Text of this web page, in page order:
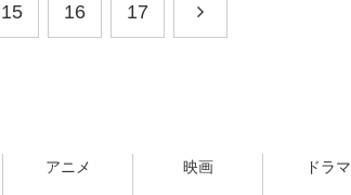
15 16 17
アニメ 映画 ドラマ